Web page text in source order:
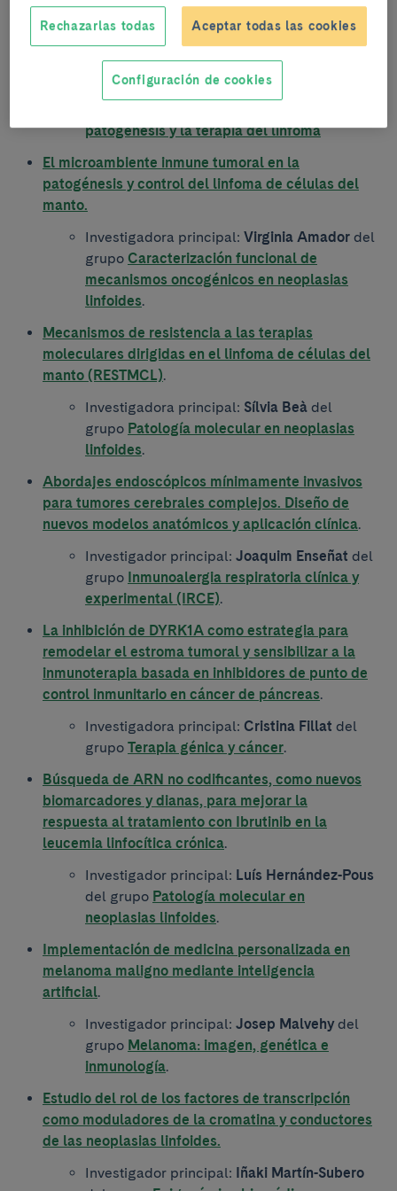
investigadores/as del IDIBAPS:
Immunoterapia a medida en modelos 3D de
linfoma folicular (TAIFOL).
Investigadora principal (IP):Patricia Pérez-
patogénesis y la terapia del linfoma
El microambiente inmune tumoral en la
patogénesis y control del linfoma de células del
manto.
Investigadora principal: Virginia Amador del
grupo Caracterización funcional de
mecanismos oncogénicos en neoplasias
linfoides.
Mecanismos de resistencia a las terapias
moleculares dirigidas en el linfoma de células del
manto (RESTMCL).
Investigadora principal: Sílvia Beà del
grupo Patología molecular en neoplasias
linfoides.
Abordajes endoscópicos mínimamente invasivos
para tumores cerebrales complejos. Diseño de
nuevos modelos anatómicos y aplicación clínica.
Investigador principal: Joaquim Enseñat del
grupo Inmunoalergia respiratoria clínica y
experimental (IRCE).
La inhibición de DYRK1A como estrategia para
remodelar el estroma tumoral y sensibilizar a la
inmunoterapia basada en inhibidores de punto de
control inmunitario en cáncer de páncreas.
Investigadora principal: Cristina Fillat del
grupo Terapia génica y cáncer.
Búsqueda de ARN no codificantes, como nuevos
biomarcadores y dianas, para mejorar la
respuesta al tratamiento con Ibrutinib en la
leucemia linfocítica crónica.
Investigador principal: Luís Hernández-Pous
del grupo Patología molecular en
neoplasias linfoides.
Implementación de medicina personalizada en
melanoma maligno mediante inteligencia
artificial.
Investigador principal: Josep Malvehydel
grupo Melanoma: imagen, genética e
inmunología.
Estudio del rol de los factores de transcripción
como moduladores de la cromatina y conductores
de las neoplasias linfoides.
Investigador principal: Iñaki Martín-Subero
Rechazarlas todas Aceptar todas las cookies
Configuración de cookies